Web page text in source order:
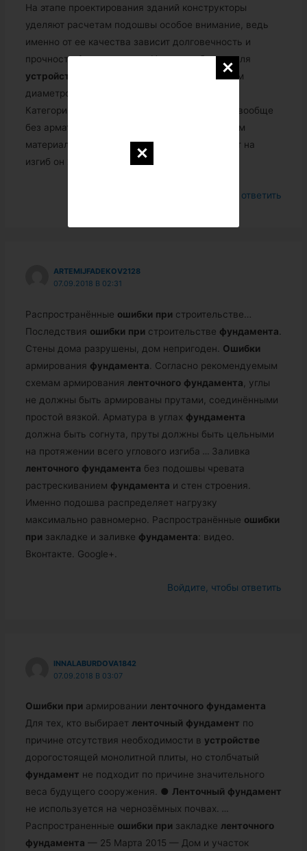
На этапе проектирования зданий конструкторы
уделяют расчетам подошвы особое внимание, ведь
именно от ее качества зависит долговечность и
прочностьфундамента.…Нельзя выбирать для
устройства
арматуру с меньшим
диаметром, чем это было указано в проекте.
Категорически нельзя делать основу здания вообще
без арматуры. Бетон является высокопрочным
материалом по показателям на сжатие, но вот на
изгиб он хрупкий.
Войдите, чтобы ответить
ARTEMIJFADEKOV2128
07.09.2018 В 02:31
Распространённые ошибки при строительстве…
Последствия ошибки при строительстве фундамента
Стены дома разрушены, дом непригоден. Ошибки
армирования фундамента . Согласно рекомендуемым
схемам армирования ленточного фундамента , углы
не должны быть армированы прутами, соединёнными
простой вязкой. Арматура в углах фундамента
должна быть согнута, пруты должны быть цельными
на протяжении всего углового изгиба … Заливка
ленточного фундамента без подошвы чревата
растрескиванием фундамента и стен строения.
Именно подошва распределяет нагрузку
максимально равномерно. Распространённые ошибки
при закладке и заливке фундамента: видео.
Вконтакте. Google+.
Войдите, чтобы ответить
INNALABURDOVA1842
07.09.2018 В 03:07
Ошибки при армировании ленточного фундамента
Для тех, кто выбирает ленточный фундамент по
причине отсутствия необходимости в устройстве
дорогостоящей монолитной плиты, но столбчатый
фундамент не подходит по причине значительного
веса будущего сооружения. ● Ленточный фундамент
не используется на чернозёмных почвах. …
Распространенные ошибки при закладке ленточного
фундамента — 25 Марта 2015 — Дом и участок